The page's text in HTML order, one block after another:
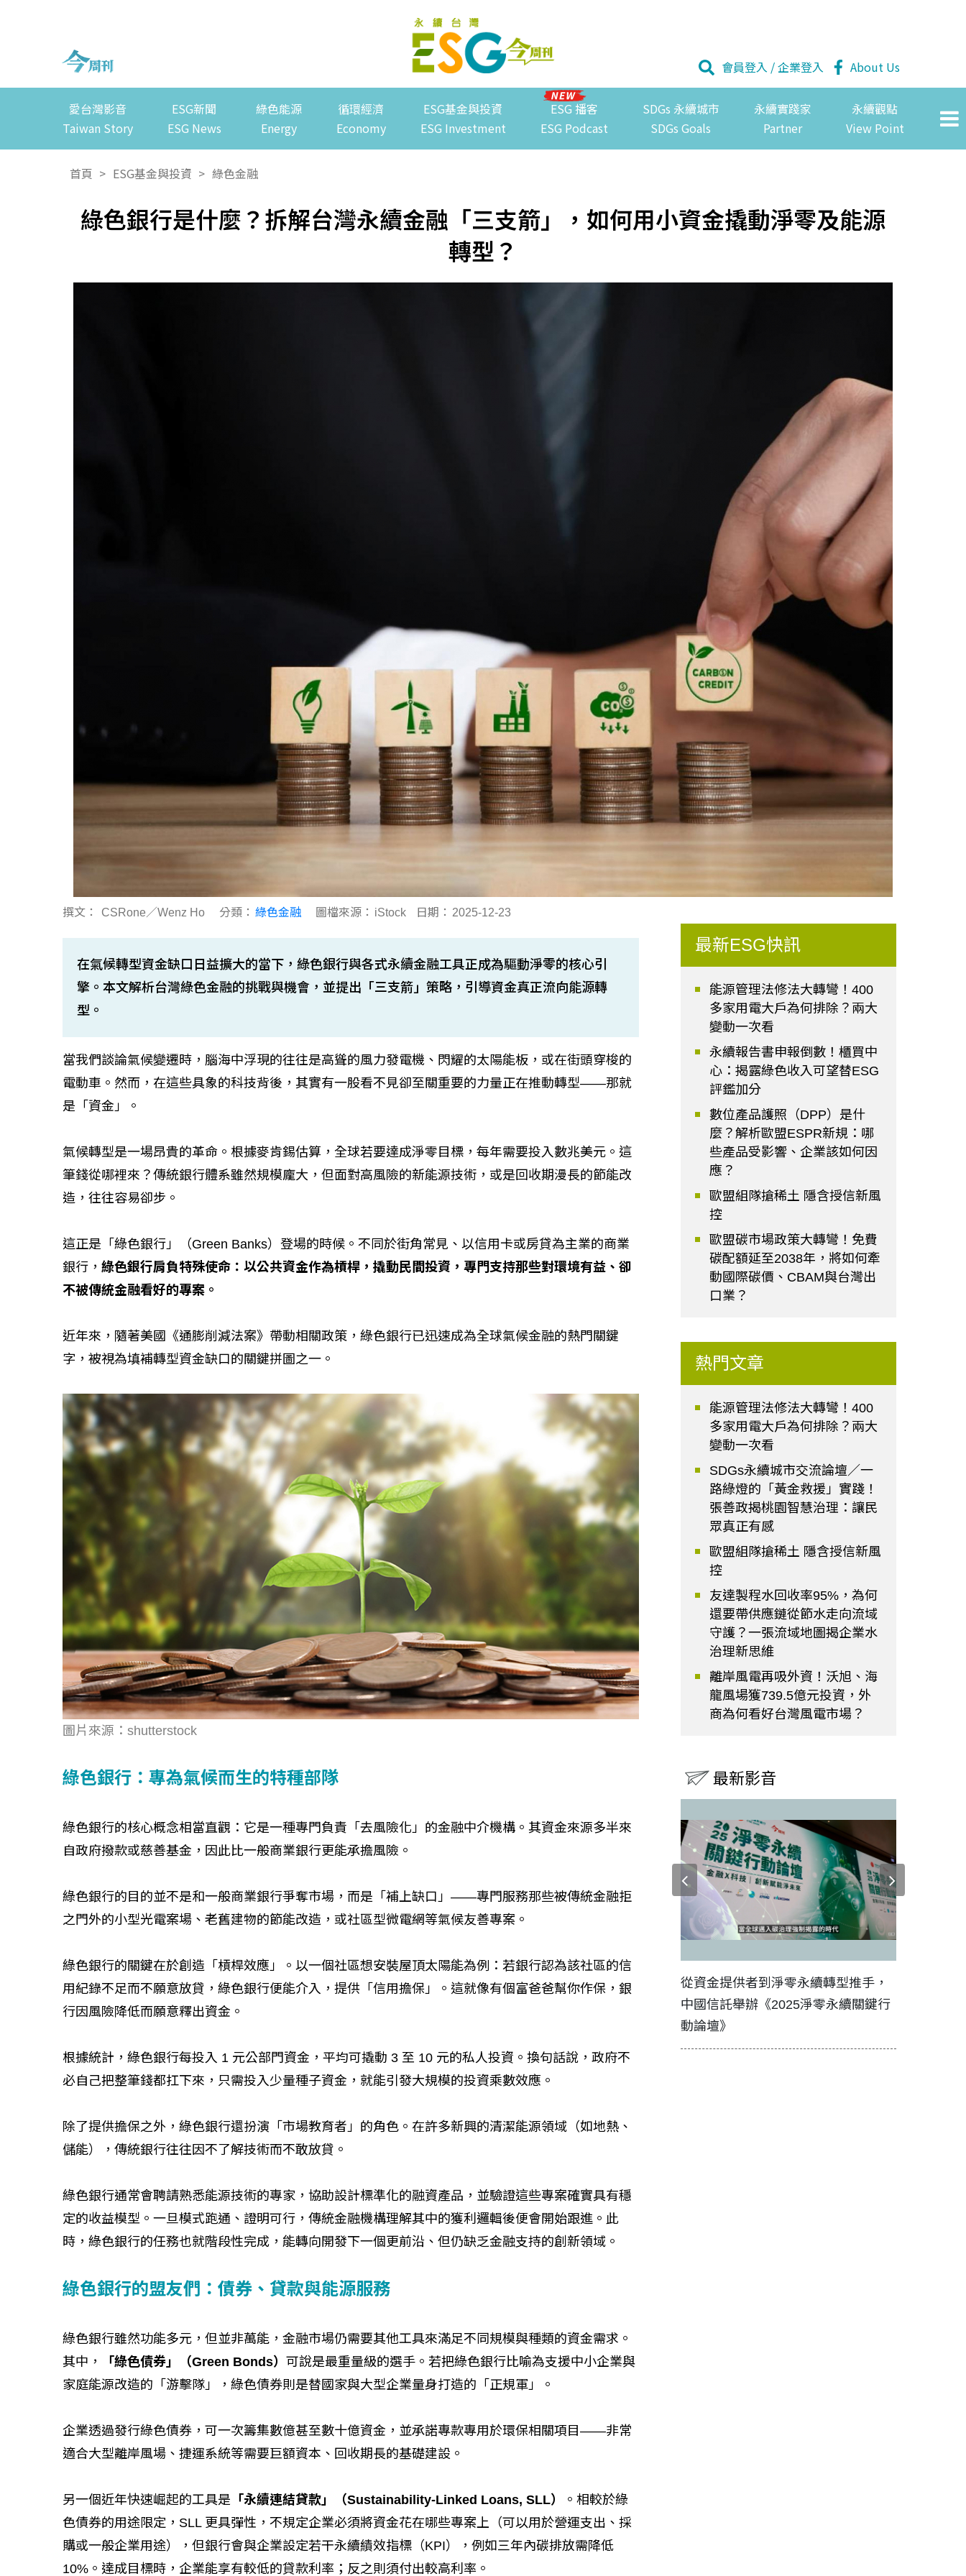
會員登入 /企業登入 About Us
愛台灣影音
Taiwan Story
ESG新聞
ESG News
綠色能源
Energy
循環經濟
Economy
ESG基金與投資
ESG Investment
ESG 播客
ESG Podcast
SDGs 永續城市
SDGs Goals
永續實踐家
Partner
永續觀點
View Point
首頁 > ESG基金與投資 > 綠色金融
綠色銀行是什麼？拆解台灣永續金融「三支箭」，如何用小資金撬動淨零及能源
轉型？
撰文： CSRone／Wenz Ho 分類： 綠色金融 圖檔來源： iStock 日期： 2025-12-23
在氣候轉型資金缺口日益擴大的當下，綠色銀行與各式永續金融工具正成為驅動淨零的核心引
擎。本文解析台灣綠色金融的挑戰與機會，並提出「三支箭」策略，引導資金真正流向能源轉
型。
當我們談論氣候變遷時，腦海中浮現的往往是高聳的風力發電機、閃耀的太陽能板，或在街頭穿梭的
電動車。然而，在這些具象的科技背後，其實有一股看不見卻至關重要的力量正在推動轉型——那就
是「資金」。
氣候轉型是一場昂貴的革命。根據麥肯錫估算，全球若要達成淨零目標，每年需要投入數兆美元。這
筆錢從哪裡來？傳統銀行體系雖然規模龐大，但面對高風險的新能源技術，或是回收期漫長的節能改
造，往往容易卻步。
這正是「綠色銀行」（Green Banks）登場的時候。不同於街角常見、以信用卡或房貸為主業的商業
銀行， 綠色銀行肩負特殊使命：以公共資金作為槓桿，撬動民間投資，專門支持那些對環境有益、卻
不被傳統金融看好的專案。
近年來，隨著美國《通膨削減法案》帶動相關政策，綠色銀行已迅速成為全球氣候金融的熱門關鍵
字，被視為填補轉型資金缺口的關鍵拼圖之一。
圖片來源：shutterstock
綠色銀行：專為氣候而生的特種部隊
綠色銀行的核心概念相當直觀：它是一種專門負責「去風險化」的金融中介機構。其資金來源多半來
自政府撥款或慈善基金，因此比一般商業銀行更能承擔風險。
綠色銀行的目的並不是和一般商業銀行爭奪市場，而是「補上缺口」——專門服務那些被傳統金融拒
之門外的小型光電案場、老舊建物的節能改造，或社區型微電網等氣候友善專案。
綠色銀行的關鍵在於創造「槓桿效應」。以一個社區想安裝屋頂太陽能為例：若銀行認為該社區的信
用紀錄不足而不願意放貸，綠色銀行便能介入，提供「信用擔保」。這就像有個富爸爸幫你作保，銀
行因風險降低而願意釋出資金。
根據統計，綠色銀行每投入 1 元公部門資金，平均可撬動 3 至 10 元的私人投資。換句話說，政府不
必自己把整筆錢都扛下來，只需投入少量種子資金，就能引發大規模的投資乘數效應。
除了提供擔保之外，綠色銀行還扮演「市場教育者」的角色。在許多新興的清潔能源領域（如地熱、
儲能），傳統銀行往往因不了解技術而不敢放貸。
綠色銀行通常會聘請熟悉能源技術的專家，協助設計標準化的融資產品，並驗證這些專案確實具有穩
定的收益模型。一旦模式跑通、證明可行，傳統金融機構理解其中的獲利邏輯後便會開始跟進。此
時，綠色銀行的任務也就階段性完成，能轉向開發下一個更前沿、但仍缺乏金融支持的創新領域。
綠色銀行的盟友們：債券、貸款與能源服務
綠色銀行雖然功能多元，但並非萬能，金融市場仍需要其他工具來滿足不同規模與種類的資金需求。
其中，
「綠色債券」（Green Bonds） 可說是最重量級的選手。若把綠色銀行比喻為支援中小企業與
家庭能源改造的「游擊隊」，綠色債券則是替國家與大型企業量身打造的「正規軍」。
企業透過發行綠色債券，可一次籌集數億甚至數十億資金，並承諾專款專用於環保相關項目——非常
適合大型離岸風場、捷運系統等需要巨額資本、回收期長的基礎建設。
另一個近年快速崛起的工具是 「永續連結貸款」（Sustainability-Linked Loans, SLL）
。相較於綠
色債券的用途限定，SLL 更具彈性，不規定企業必須將資金花在哪些專案上（可以用於營運支出、採
購或一般企業用途），但銀行會與企業設定若干永續績效指標（KPI），例如三年內碳排放需降低
10%。達成目標時，企業能享有較低的貸款利率；反之則須付出較高利率。
最新ESG快訊
能源管理法修法大轉彎！400
多家用電大戶為何排除？兩大
變動一次看
永續報告書申報倒數！櫃買中
心：揭露綠色收入可望替ESG
評鑑加分
數位產品護照（DPP）是什
麼？解析歐盟ESPR新規：哪
些產品受影響、企業該如何因
應？
歐盟組隊搶稀土 隱含授信新風
控
歐盟碳市場政策大轉彎！免費
碳配額延至2038年，將如何牽
動國際碳價、CBAM與台灣出
口業？
熱門文章
能源管理法修法大轉彎！400
多家用電大戶為何排除？兩大
變動一次看
SDGs永續城市交流論壇／一
路綠燈的「黃金救援」實踐！
張善政揭桃園智慧治理：讓民
眾真正有感
歐盟組隊搶稀土 隱含授信新風
控
友達製程水回收率95%，為何
還要帶供應鏈從節水走向流域
守護？一張流域地圖揭企業水
治理新思維
離岸風電再吸外資！沃旭、海
龍風場獲739.5億元投資，外
商為何看好台灣風電市場？
最新影音
如何守護每個生命的轉折點？ 醫務社 【故事精華】從黑暗到光明 見證醫務
從資金提供者到淨零永續轉型推手，
中國信託舉辦《2025淨零永續關鍵行
動論壇》